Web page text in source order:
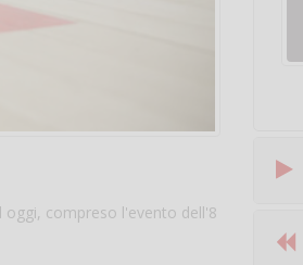
oggi, compreso l'evento dell'8